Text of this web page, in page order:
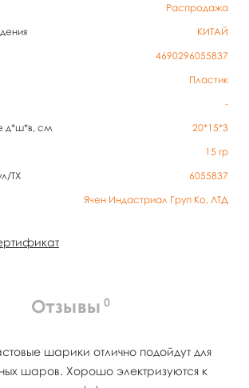
Распродажа
КИТАЙ
4690296055837
Пластик
-
д*ш*в, см
20*15*3
15 гр
TX
6055837
Ячен Индастриал Груп Ко, ЛТД
Отзывы 0
шарики отлично подойдут для
шаров. Хорошо электризуются к